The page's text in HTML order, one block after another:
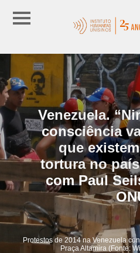
Venezuela.
consciência
que
tortura no
com Paul
Protestos de 2014 na Venezuela
Praça Altamira (Fonte: